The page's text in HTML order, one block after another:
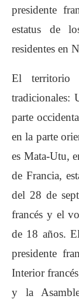
presidente
estatus de
residentes en
El territorio
tradicionales:
parte
en la parte
es Mata-Utu,
de Francia,
del 28 de
francés y el
de 18 años.
presidente
Interior
y la